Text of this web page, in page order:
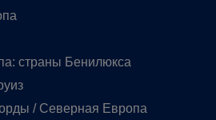
страны Бенилюкса
/ Северная Европа